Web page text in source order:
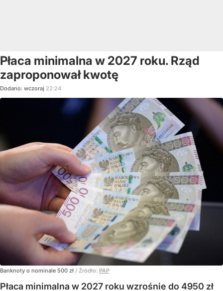
Płaca minimalna w 2027 roku. Rząd
zaproponował kwotę
Dodano: wczoraj 22:24
Banknoty o nominale 500 zł / Źródło: PAP
Płaca minimalna w 2027 roku wzrośnie do 4950 zł